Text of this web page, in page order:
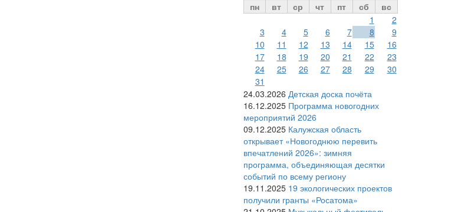
пн вт ср чт пт сб
вс
1
2
3
4 5 6 7 8
9
10
11 12 13 14 15
16
17
18 19 20 21 22
23
24
25 26 27 28 29
30
31
24.03.2026 Детская доска почёта
16.12.2025 Программа новогодних
мероприятий 2026
09.12.2025 Калужская область
открывает «Новогоднюю перевить
впечатлений 2026»: зимняя
программа, объединяющая десятки
событий по всему региону
19.11.2025 19 экологических проектов
получили гранты «Росатома»